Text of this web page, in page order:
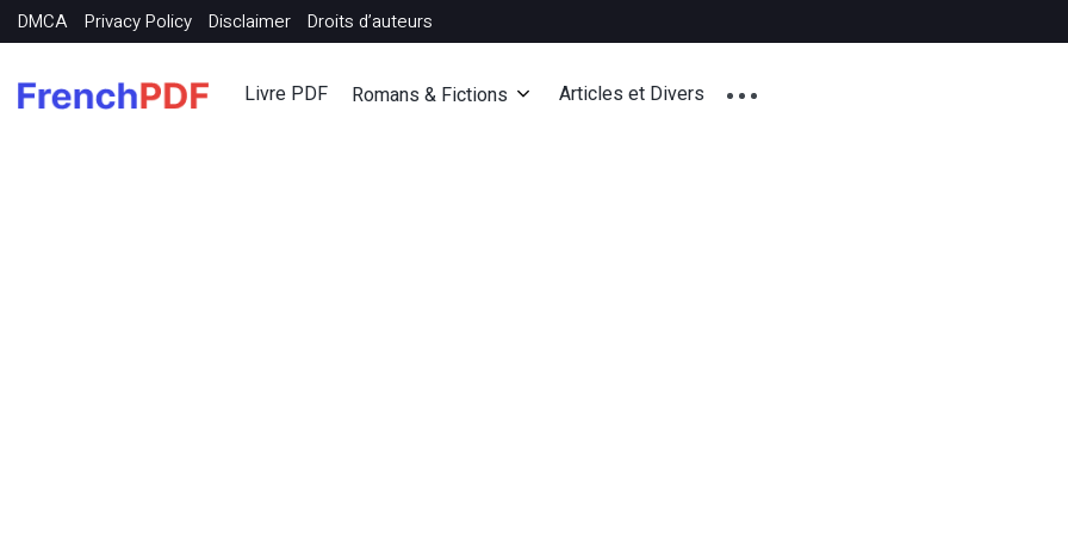
DMCA Privacy Policy Disclaimer Droits d’auteurs
Livre PDF Romans & Fictions Articles et Divers